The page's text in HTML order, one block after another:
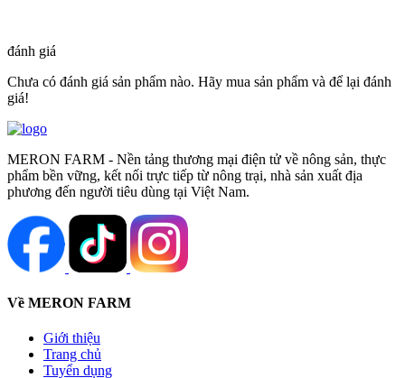
đánh giá
Chưa có đánh giá sản phẩm nào. Hãy mua sản phẩm và để lại đánh
giá!
MERON FARM - Nền tảng thương mại điện tử về nông sản, thực
phẩm bền vững, kết nối trực tiếp từ nông trại, nhà sản xuất địa
phương đến người tiêu dùng tại Việt Nam.
Về MERON FARM
Giới thiệu
Trang chủ
Tuyển dụng